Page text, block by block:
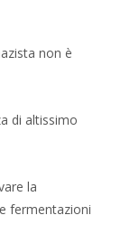
non è
di altissimo
la
fermentazioni